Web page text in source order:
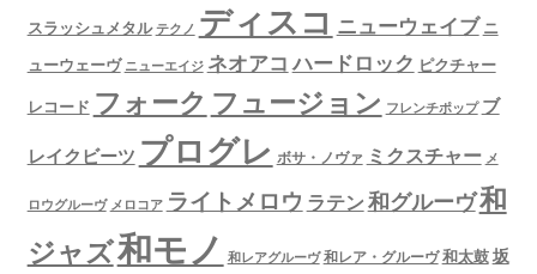
スラッシュメタル テクノ ディスコ ニューウェイブ ニ
ューウェーヴ ニューエイジ ネオアコ ハードロック ピクチャー
レコード フォーク フュージョン フレンチポップ ブ
レイクビーツ プログレ ボサ・ノヴァ ミクスチャー メ
ロウグルーヴ メロコア ライトメロウ ラテン 和グルーヴ和
ジャズ和モノ 和レアグルーヴ 和レア・グルーヴ 和太鼓坂